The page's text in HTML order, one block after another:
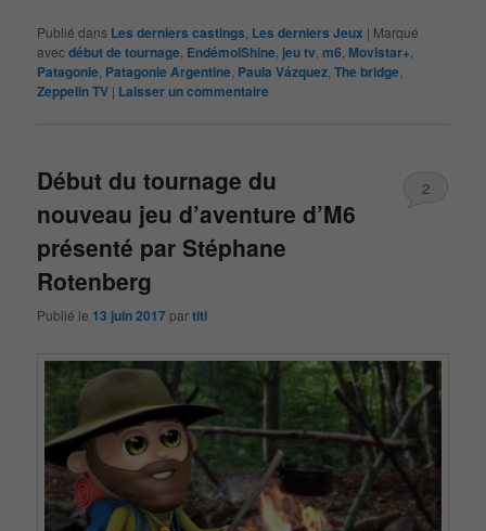
Publié dans Les derniers castings Les derniers Jeux | Marqué
avecdébut de tournage EndémolShine jeu tv ,m6 Movistar+
Patagonie Patagonie Argentine Paula Vázquez ,The bridge
Zeppelin TV | Laisser un commentaire
Début du tournage du
nouveau jeu d’aventure d’M6
présenté par Stéphane
Rotenberg
Publié le 13 juin 2017 partiti
2